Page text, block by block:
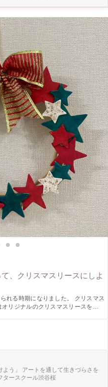
、クリスマスリースにしよ
れる時期になりました。 クリスマス
スマスの飾りつけ
緑の3色が基調となっており、色にも
してみてください。
よう」 アートを通して生きづらさを
タースクール渋谷桜